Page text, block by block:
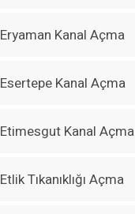
Eryaman Kanal Açma
Esertepe Kanal Açma
Etimesgut Kanal Açma
Etlik Tıkanıklığı Açma